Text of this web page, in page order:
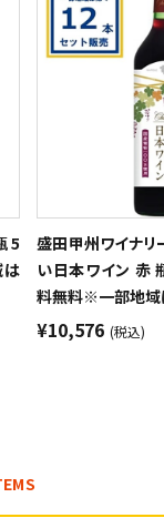
5
盛田甲州ワイナリ
い日本ワイン 赤
料無料※一部地域
¥10,576 (税込)